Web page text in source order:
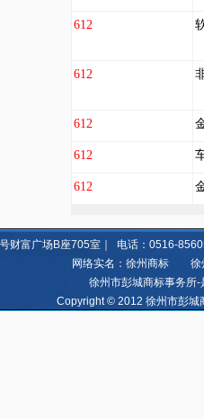
612
612
612
612
612
财富广场B座705室｜ 电话：0516-
网络实名：徐州商标 徐
徐州市彭城商标事务所-
Copyright © 2012 徐州市彭